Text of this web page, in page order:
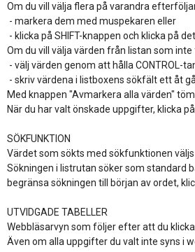
Om du vill välja flera på varandra
- markera dem med muspekaren eller
- klicka på SHIFT-knappen och klicka på
Om du vill välja värden från listan som
- välj värden genom att hålla CONTROL-
- skriv värdena i listboxens sökfält ett åt
Med knappen "Avmarkera alla värden"
När du har valt önskade uppgifter, klicka
SÖKFUNKTION
Värdet som sökts med sökfunktionen
Sökningen i listrutan söker som standard
begränsa sökningen till början av ordet,
UTVIDGADE TABELLER
Webbläsarvyn som följer efter att du
Även om alla uppgifter du valt inte syns i